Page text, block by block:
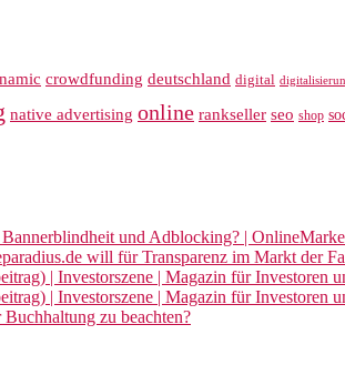
crowdfunding deutschland digital
native advertising online rankseller seo shop
und Adblocking? |
will für Transparenz im Markt der
| Investorszene | Magazin für Investoren
| Investorszene | Magazin für Investoren
zu beachten?